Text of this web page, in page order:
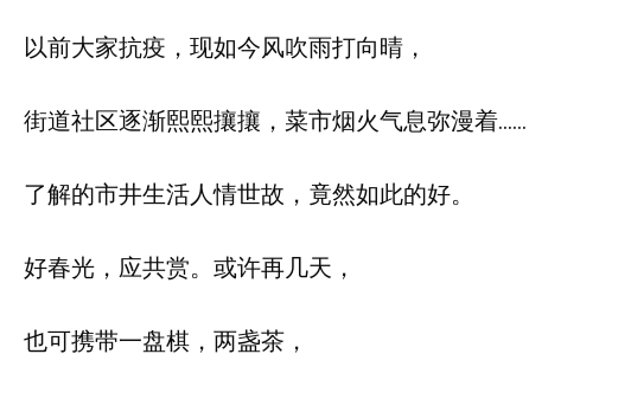
以前大家抗疫，现如今风吹雨打向晴，
街道社区逐渐熙熙攘攘，菜市烟火气息弥漫着……
了解的市井生活人情世故，竟然如此的好。
好春光，应共赏。或许再几天，
也可携带一盘棋，两盏茶，